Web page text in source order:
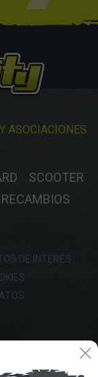
ASOCIACIONES
SCOOTER
RECAMBIOS
DE INTERÉS